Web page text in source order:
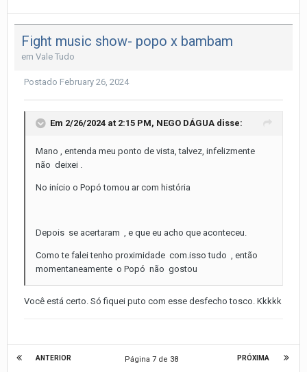
Fight music show- popo x bambam
em Vale Tudo
Postado February 26, 2024
Em 2/26/2024 at 2:15 PM, NEGO DÁGUA disse:
Mano , entenda meu ponto de vista, talvez, infelizmente
não deixei .
No início o Popó tomou ar com história
Depois se acertaram , e que eu acho que aconteceu.
Como te falei tenho proximidade com.isso tudo , então
momentaneamente o Popó não gostou
Você está certo. Só fiquei puto com esse desfecho tosco. Kkkkk
ANTERIOR PRÓXIMA
Página 7 de 38